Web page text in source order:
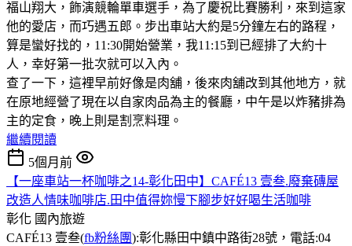
福山翔大，飾演競輪單車選手，為了慶祝比賽勝利，來到這家
他的愛店，而巧遇五郎。步出車站大約是5分鐘左右的路程，
算是蠻好找的，11:30開始營業，我11:15到已經排了大約十
人，幸好第一批次就可以入內。
查了一下，這裡早前好像是肉舖，後來肉舖改到其他地方，就
在原地經營了現在以自家肉品為主的餐廳，中午是以炸豬排為
主的定食，晚上則是割烹料理。
繼續閱讀
5個月前
【一座車站一杯咖啡之14-彰化田中】CAFÉ13 壹叁.廢棄磚屋
改造人情味咖啡店.田中值得妳慢下腳步好好喝生活咖啡
彰化 國內旅遊
CAFÉ13 壹叁(fb粉絲團):彰化縣田中鎮中路街28號，電話:04